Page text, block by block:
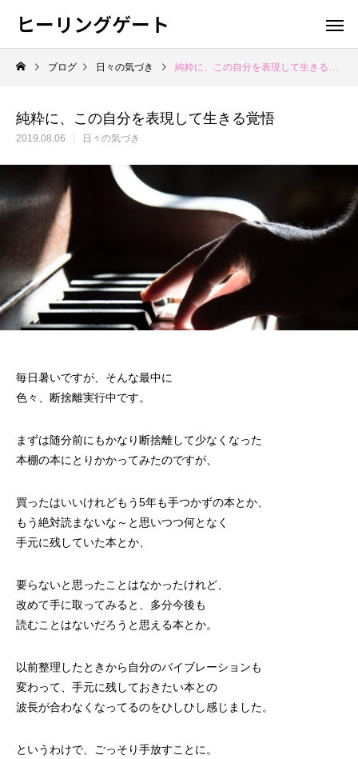
ヒーリングゲート
ブログ 日々の気づき 純粋に、この自分を表現して生きる覚悟
純粋に、この自分を表現して生きる覚悟
2019.08.06 日々の気づき
毎日暑いですが、そんな最中に
色々、断捨離実行中です。
まずは随分前にもかなり断捨離して少なくなった
本棚の本にとりかかってみたのですが、
買ったはいいけれどもう5年も手つかずの本とか、
もう絶対読まないな～と思いつつ何となく
手元に残していた本とか、
要らないと思ったことはなかったけれど、
改めて手に取ってみると、多分今後も
読むことはないだろうと思える本とか。
以前整理したときから自分のバイブレーションも
変わって、手元に残しておきたい本との
波長が合わなくなってるのをひしひし感じました。
というわけで、ごっそり手放すことに。